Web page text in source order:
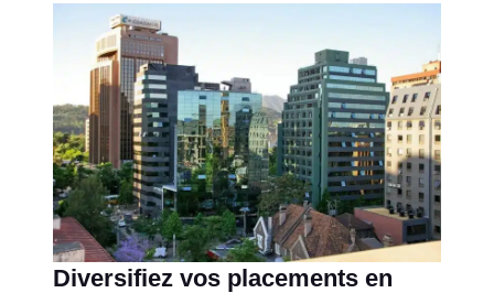
Diversifiez vos placements en